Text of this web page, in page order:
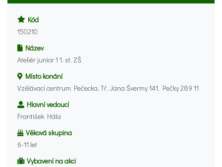
Kód
150210
Název
Ateliér junior 1 1. st. ZŠ
Místo konání
Vzělávací centrum Pečecka, Tř. Jana Švermy 141, Pečky 289 11
Hlavní vedoucí
František Hála
Věková skupina
6-11 let
Vybavení na akci